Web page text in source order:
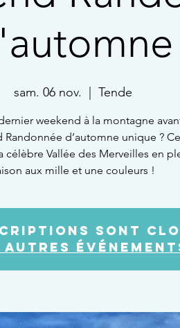
sam. 06 nov. Tende
weekend à la montagne
d’automne unique ?
célèbre Vallée des Merveilles en
aux mille et une couleurs !
sont